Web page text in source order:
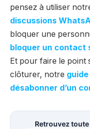
pensez à utiliser
discussions
bloquer une
bloquer un contact
Et pour faire le point
clôturer, notre
désabonner d’un
Retrouvez